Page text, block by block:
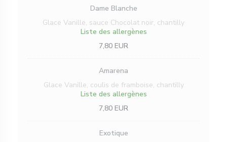
Dame Blanche
Glace Vanille, sauce Chocolat noir, chantilly
Liste des allergènes
7,80 EUR
Amarena
Glace Vanille, coulis de framboise, chantilly
Liste des allergènes
7,80 EUR
Exotique